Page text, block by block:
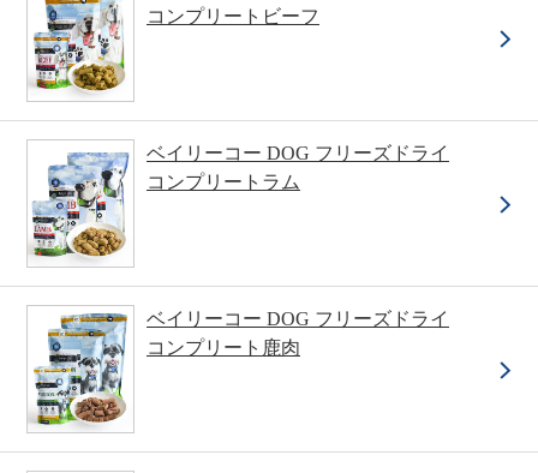
コンプリートビーフ
ベイリーコー DOG フリーズドライ
コンプリートラム
ベイリーコー DOG フリーズドライ
コンプリート鹿肉